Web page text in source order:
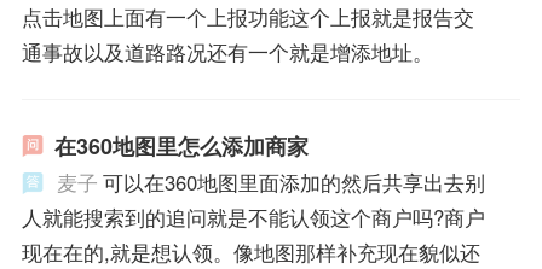
点击地图上面有一个上报功能这个上报就是报告交
通事故以及道路路况还有一个就是增添地址。
在360地图里怎么添加商家
麦子 可以在360地图里面添加的然后共享出去别
人就能搜索到的追问就是不能认领这个商户吗?商户
现在在的,就是想认领。像地图那样补充现在貌似还